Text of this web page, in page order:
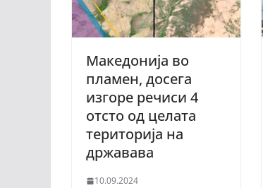
Македонија во
пламен, досега
изгоре речиси 4
отсто од целата
територија на
државава
10.09.2024